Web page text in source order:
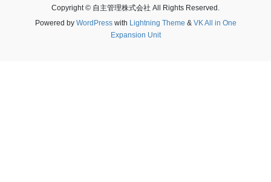
Copyright © 自主管理株式会社 All Rights Reserved.
Powered by WordPresswith Lightning Theme & VK All in One
Expansion Unit